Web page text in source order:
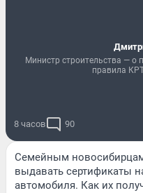
Министр строительства — о
правила
8 часов 90
Семейным
выдавать сертификаты
автомобиля. Как их